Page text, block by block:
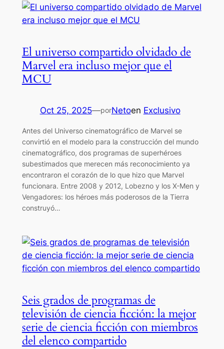
El universo compartido olvidado de
Marvel era incluso mejor que el
MCU
Oct 25, 2025—porNetoen Exclusivo
Antes del Universo cinematográfico de Marvel se
convirtió en el modelo para la construcción del mundo
cinematográfico, dos programas de superhéroes
subestimados que merecen más reconocimiento ya
encontraron el corazón de lo que hizo que Marvel
funcionara. Entre 2008 y 2012, Lobezno y los X-Men y
Vengadores: los héroes más poderosos de la Tierra
construyó…
Seis grados de programas de
televisión de ciencia ficción: la mejor
serie de ciencia ficción con miembros
del elenco compartido